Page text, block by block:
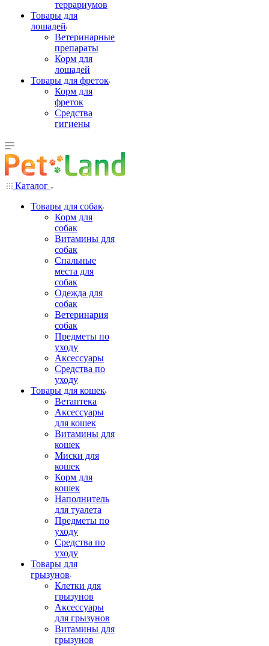
террариумов
Товары для
лошадей
Ветеринарные
препараты
Корм для
лошадей
Товары для фреток
Корм для
фреток
Средства
гигиены
Каталог
Товары для собак
Корм для
собак
Витамины для
собак
Спальные
места для
собак
Одежда для
собак
Ветеринария
собак
Предметы по
уходу
Аксессуары
Средства по
уходу
Товары для кошек
Ветаптека
Аксессуары
для кошек
Витамины для
кошек
Миски для
кошек
Корм для
кошек
Наполнитель
для туалета
Предметы по
уходу
Средства по
уходу
Товары для
грызунов
Клетки для
грызунов
Аксессуары
для грызунов
Витамины для
грызунов